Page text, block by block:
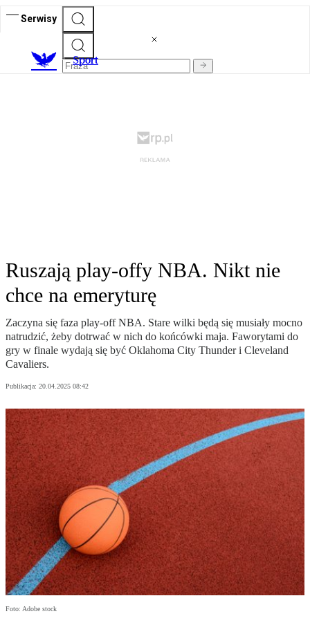
Serwisy
Sport
Ruszają play-offy NBA. Nikt nie
chce na emeryturę
Zaczyna się faza play-off NBA. Stare wilki będą się musiały mocno
natrudzić, żeby dotrwać w nich do końcówki maja. Faworytami do
gry w finale wydają się być Oklahoma City Thunder i Cleveland
Cavaliers.
Publikacja: 20.04.2025 08:42
Foto: Adobe stock